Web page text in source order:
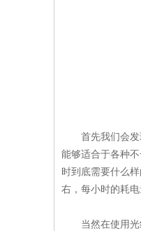
首先我们会
能够适合于各种
时到底需要什么
右，每小时的耗
当然在使用